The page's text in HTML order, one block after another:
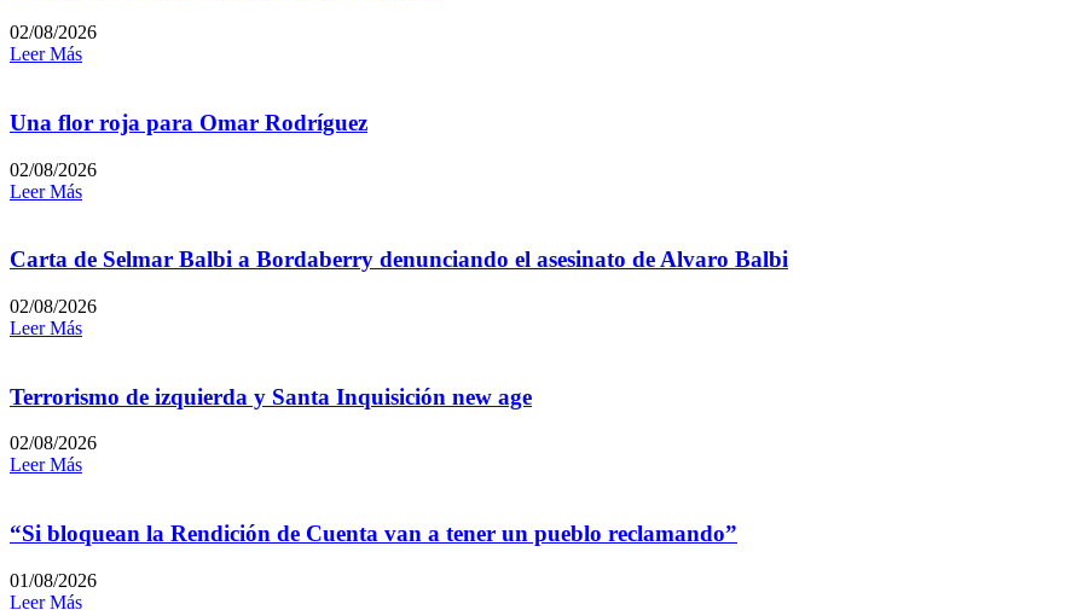
02/08/2026
Leer Más
Una flor roja para Omar Rodríguez
02/08/2026
Leer Más
Carta de Selmar Balbi a Bordaberry denunciando el asesinato de Alvaro Balbi
02/08/2026
Leer Más
Terrorismo de izquierda y Santa Inquisición new age
02/08/2026
Leer Más
“Si bloquean la Rendición de Cuenta van a tener un pueblo reclamando”
01/08/2026
Leer Más